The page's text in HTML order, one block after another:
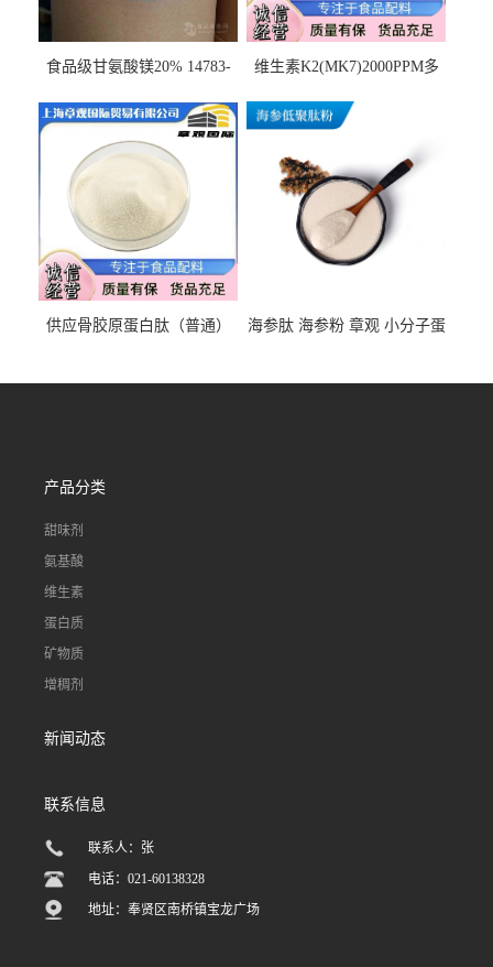
食品级甘氨酸镁20% 14783-
饮料 20%
维生素K2(MK7)2000PPM多
应
供应骨胶原蛋白肽（普通）
海参肽 海参粉 章观 小分子蛋
产品分类
甜味剂
氨基酸
维生素
蛋白质
矿物质
增稠剂
新闻动态
联系信息
联系人：张
电话：021-60138328
地址：奉贤区南桥镇宝龙广场